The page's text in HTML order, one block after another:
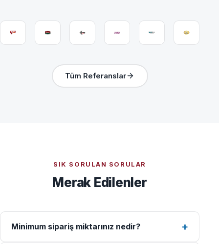
Tüm Referanslar
SIK SORULAN SORULAR
Merak Edilenler
Minimum sipariş miktarınız nedir?